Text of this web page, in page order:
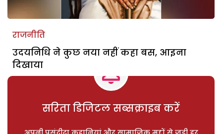
राजनीति
उदयनिधि ने कुछ नया नहीं कहा बस, आइना
दिखाया
सरिता डिजिटल सब्सक्राइब करें